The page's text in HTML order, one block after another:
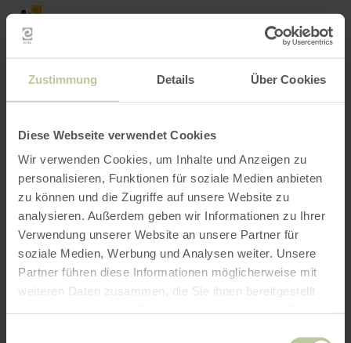
Zustimmung Details Über Cookies
Diese Webseite verwendet Cookies
Wir verwenden Cookies, um Inhalte und Anzeigen zu
personalisieren, Funktionen für soziale Medien anbieten
zu können und die Zugriffe auf unsere Website zu
analysieren. Außerdem geben wir Informationen zu Ihrer
Verwendung unserer Website an unsere Partner für
soziale Medien, Werbung und Analysen weiter. Unsere
Partner führen diese Informationen möglicherweise mit
weiteren Daten zusammen, die Sie ihnen bereitgestellt
Aller au contenu principal
Aller à la recherche
Aller à la navigation
Aller au pied de page
Retour
page
d'accueil
RECHERCHE MENU
L'offre de loisirs listée ci-dessous a été publiée
par le prestataire Touristik GmbH Gerolsteiner
Le prestataire Touristik GmbH Gerolsteiner Land
est seul responsable du contenu.